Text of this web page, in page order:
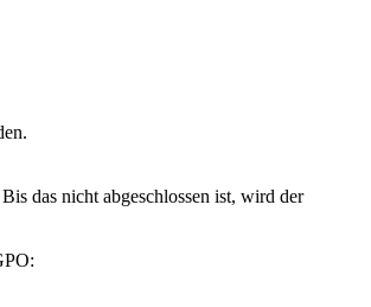
das nicht abgeschlossen ist, wird der